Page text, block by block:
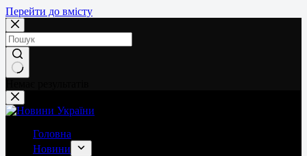
Перейти до вмісту
Головна
Новини